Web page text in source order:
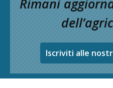
Rimani
Iscriviti alle